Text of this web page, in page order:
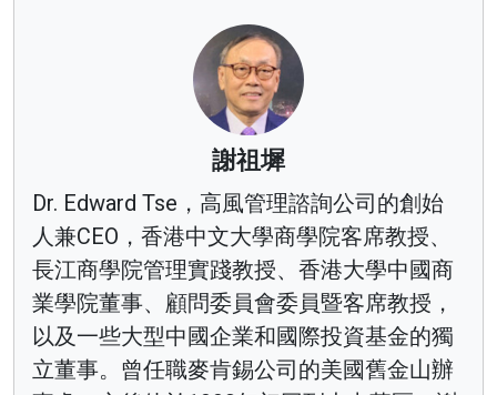
謝祖墀
Dr. Edward Tse，高風管理諮詢公司的創始
人兼CEO，香港中文大學商學院客席教授、
長江商學院管理實踐教授、香港大學中國商
業學院董事、顧問委員會委員暨客席教授，
以及一些大型中國企業和國際投資基金的獨
立董事。曾任職麥肯錫公司的美國舊金山辦